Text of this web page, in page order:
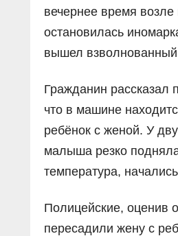
вечернее время возле
остановилась
вышел
Гражданин рассказал
что в машине
ребёнок с женой. У
малыша резко
температура,
Полицейские, оценив
пересадили жену с